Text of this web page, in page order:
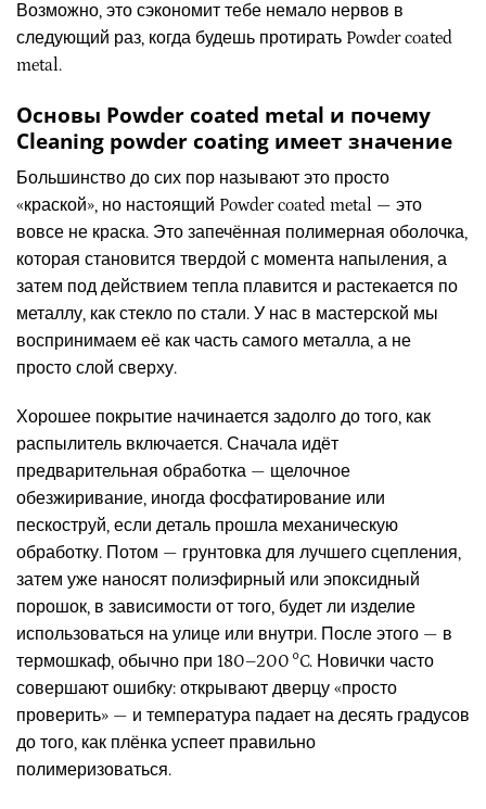
Возможно, это сэкономит тебе немало нервов в
следующий раз, когда будешь протирать Powder coated
metal.
Основы Powder coated metal и почему
Cleaning powder coating имеет значение
Большинство до сих пор называют это просто
«краской», но настоящий Powder coated metal — это
вовсе не краска. Это запечённая полимерная оболочка,
которая становится твердой с момента напыления, а
затем под действием тепла плавится и растекается по
металлу, как стекло по стали. У нас в мастерской мы
воспринимаем её как часть самого металла, а не
просто слой сверху.
Хорошее покрытие начинается задолго до того, как
распылитель включается. Сначала идёт
предварительная обработка — щелочное
обезжиривание, иногда фосфатирование или
пескоструй, если деталь прошла механическую
обработку. Потом — грунтовка для лучшего сцепления,
затем уже наносят полиэфирный или эпоксидный
порошок, в зависимости от того, будет ли изделие
использоваться на улице или внутри. После этого — в
термошкаф, обычно при 180–200 °C. Новички часто
совершают ошибку: открывают дверцу «просто
проверить» — и температура падает на десять градусов
до того, как плёнка успеет правильно
полимеризоваться.